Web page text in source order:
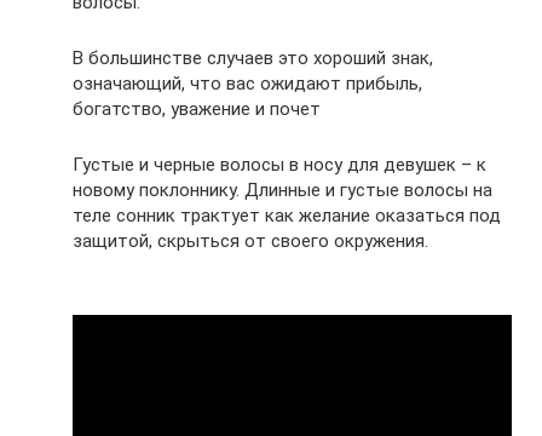
В большинстве случаев это хороший знак,
означающий, что вас ожидают прибыль,
богатство, уважение и почет
Густые и черные волосы в носу для девушек – к
новому поклоннику. Длинные и густые волосы на
теле сонник трактует как желание оказаться под
защитой, скрыться от своего окружения.